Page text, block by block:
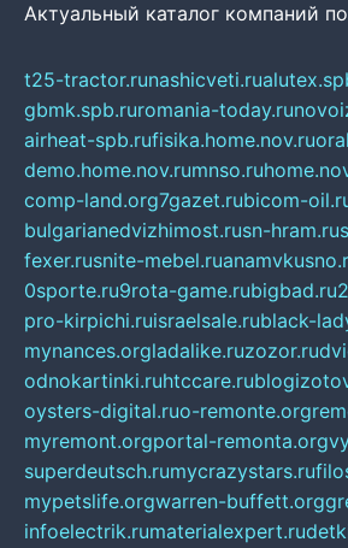
Актуальный каталог компаний
t25-tractor.runashicveti.ru
gbmk.spb.ruromania-today.ru
airheat-spb.rufisika.home.nov.ru
demo.home.nov.rumnso.ru
comp-land.org7gazet.rubicom-
bulgarianedvizhimost.rusn-hram.ru
fexer.rusnite-mebel.ru
0sporte.ru9rota-game.rubigbad.ru
pro-kirpichi.ruisraelsale.rublack-
mynances.orgladalike.ruzozor.ru
odnokartinki.ruhtccare.ru
oysters-digital.ruo-remonte.org
myremont.orgportal-remonta.org
superdeutsch.rumycrazystars.ru
mypetslife.orgwarren-buffett.org
infoelectrik.rumaterialexpert.ru